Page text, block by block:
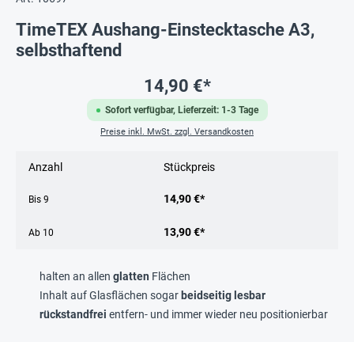
TimeTEX Aushang-Einstecktasche A3,
selbsthaftend
Sofort verfügbar, Lieferzeit: 1-3 Tage
14,90 €*
Preise inkl. MwSt. zzgl. Versandkosten
Anzahl Stückpreis
Bis 9 14,90 €*
Ab 10 13,90 €*
halten an allen glatten Flächen
Inhalt auf Glasflächen sogar beidseitig lesbar
rückstandfrei entfern- und immer wieder neu positionierbar